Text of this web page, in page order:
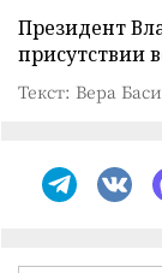
Президент
присутствии
Текст: Вера